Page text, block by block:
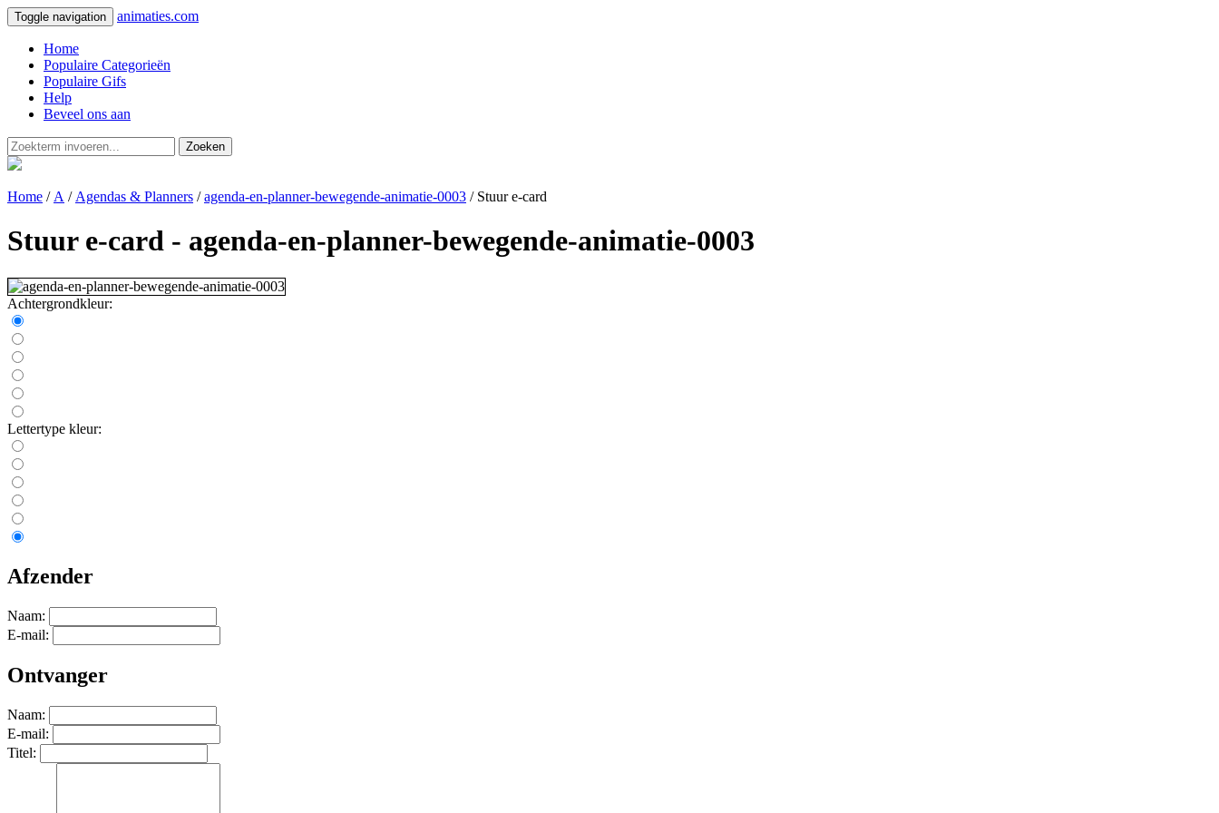
Toggle navigation animaties.com
Home
Populaire Categorieën
Populaire Gifs
Help
Beveel ons aan
Zoeken
Home / A / Agendas & Planners /agenda-en-planner-bewegende-animatie-0003 / Stuur e-card
Stuur e-card - agenda-en-planner-bewegende-animatie-0003
Achtergrondkleur:
Lettertype kleur:
Afzender
Naam:
E-mail:
Ontvanger
Naam:
E-mail:
Titel: